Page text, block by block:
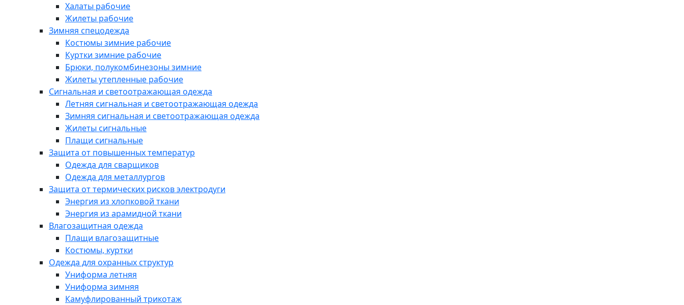
Халаты рабочие
Жилеты рабочие
Зимняя спецодежда
Костюмы зимние рабочие
Куртки зимние рабочие
Брюки, полукомбинезоны зимние
Жилеты утепленные рабочие
Сигнальная и светоотражающая одежда
Летняя сигнальная и светоотражающая одежда
Зимняя сигнальная и светоотражающая одежда
Жилеты сигнальные
Плащи сигнальные
Защита от повышенных температур
Одежда для сварщиков
Одежда для металлургов
Защита от термических рисков электродуги
Энергия из хлопковой ткани
Энергия из арамидной ткани
Влагозащитная одежда
Плащи влагозащитные
Костюмы, куртки
Одежда для охранных структур
Униформа летняя
Униформа зимняя
Камуфлированный трикотаж